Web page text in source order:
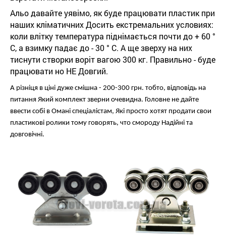
Альо давайте уявімо, як буде працювати пластик при
наших кліматичних Досить екстремальних условиях:
коли влітку температура піднімається почти до + 60 °
С, а взимку падає до - 30 ° С. А ще зверху на них
тиснути створки воріт вагою 300 кг. Правильно - буде
працювати но НЕ Довгий.
А різніця в ціні дуже смішна - 200-300 грн. тобто, відповідь на
питання Який комплект зверни очевидна. Головне не дайте
ввести собі в Омані спеціалістам, Які просто хотят продати свои
пластикові ролики тому говорять, что смороду Надійні та
довговічні.